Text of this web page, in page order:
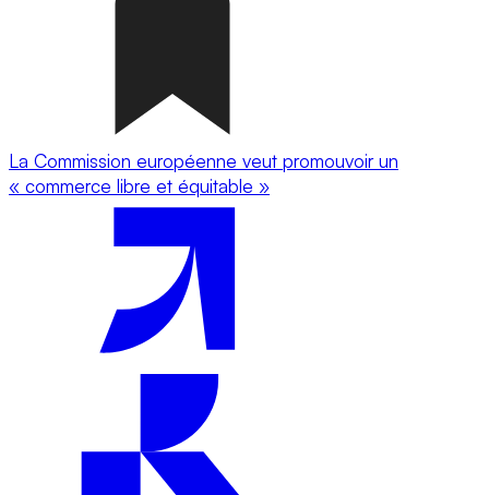
La Commission européenne veut promouvoir un
« commerce libre et équitable »